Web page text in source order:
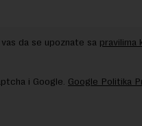
da se upoznate sa pravilima
i Google. Google Politika